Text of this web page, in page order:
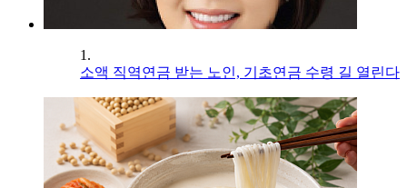
1.
소액 직역연금 받는 노인, 기초연금 수령 길 열린다